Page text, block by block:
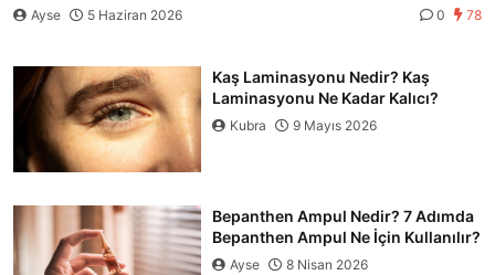
Ayse 5 Haziran 2026 0 78
Kaş Laminasyonu Nedir? Kaş
Laminasyonu Ne Kadar Kalıcı?
Kubra 9 Mayıs 2026
Bepanthen Ampul Nedir? 7 Adımda
Bepanthen Ampul Ne İçin Kullanılır?
Ayse 8 Nisan 2026